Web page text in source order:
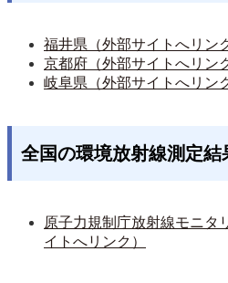
福井県（外部サイトへリン
京都府（外部サイトへリン
岐阜県（外部サイトへリン
全国の環境放射線測定結
原子力規制庁放射線モニタ
イトへリンク）